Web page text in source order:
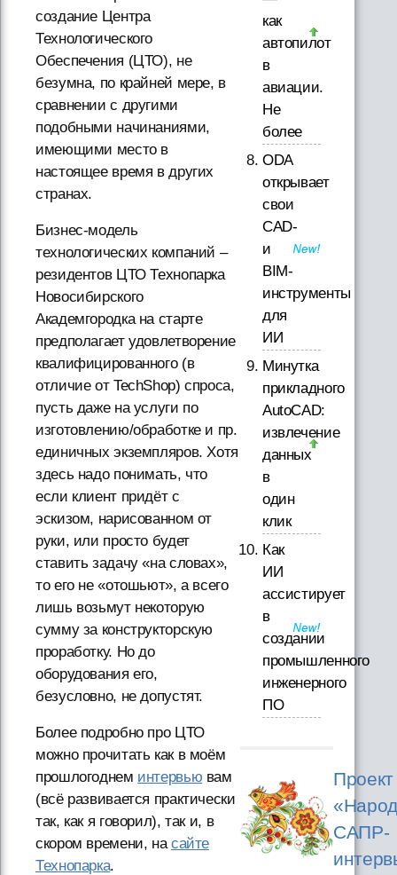
создание Центра
Технологического
Обеспечения (ЦТО), не
безумна, по крайней мере, в
сравнении с другими
подобными начинаниями,
имеющими место в
настоящее время в других
странах.
Бизнес-модель
технологических компаний –
резидентов ЦТО Технопарка
Новосибирского
Академгородка на старте
предполагает удовлетворение
квалифицированного (в
отличие от TechShop) спроса,
пусть даже на услуги по
изготовлению/обработке и пр.
единичных экземпляров. Хотя
здесь надо понимать, что
если клиент придёт с
эскизом, нарисованном от
руки, или просто будет
ставить задачу «на словах»,
то его не «отошьют», а всего
лишь возьмут некоторую
сумму за конструкторскую
проработку. Но до
оборудования его,
безусловно, не допустят.
Более подробно про ЦТО
можно прочитать как в моём
прошлогоднем интервью вам
(всё развивается практически
так, как я говорил), так и, в
скором времени, насайте
Технопарка.
как
автопилот
в
авиации.
Не
более
ODA
открывает
свои
CAD-
и
BIM-
инструменты
для
ИИ
Минутка
прикладного
AutoCAD:
извлечение
данных
в
один
клик
Как
ИИ
ассистирует
в
создании
промышленного
инженерного
ПО
Проект
САПР-